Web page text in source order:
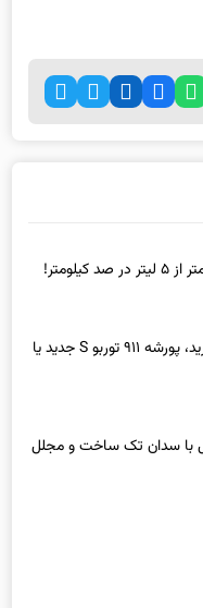
نبرد اسطوره‌ها در دنیای هیبرید، پورشه ۹۱۱ توربو S جدید یا
پاکارد پس از ۶۷ سال با سدان تک ساخت و مجلل